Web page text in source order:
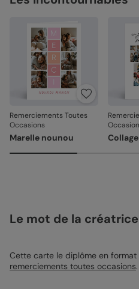
Remerciements Toutes
Occasions
Marelle nounou Collage
Le mot de la créatrice
Cette carte le diplôme en format
remerciements toutes occasions